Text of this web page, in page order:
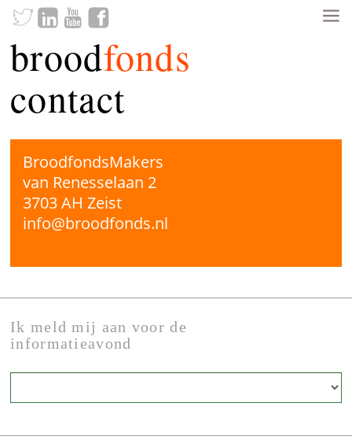
broodfonds
contact
BroodfondsMakers
van Renesselaan 2
3703 AH Zeist
info@broodfonds.nl
Ik meld mij aan voor de
informatieavond